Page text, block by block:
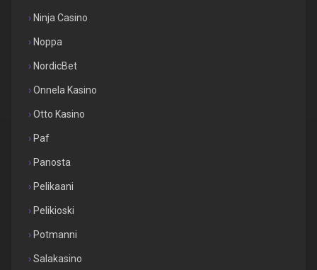
Ninja Casino
Noppa
NordicBet
Onnela Kasino
Otto Kasino
Paf
Panosta
Pelikaani
Pelikioski
Potmanni
Salakasino